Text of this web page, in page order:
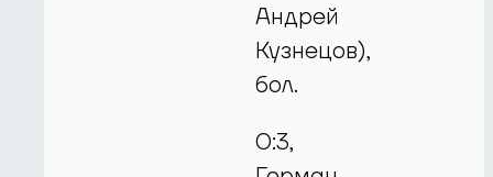
Андрей
Кузнецов),
бол.
0:3,